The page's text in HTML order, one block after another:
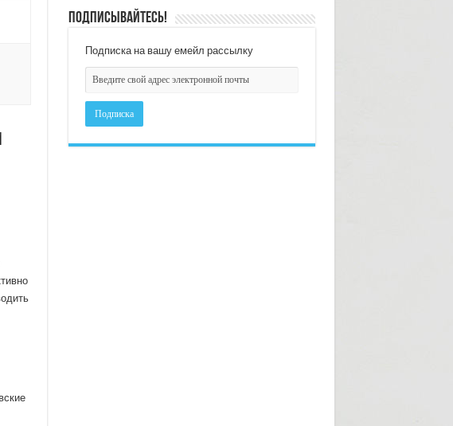
Подписывайтесь!
Подписка на вашу емейл рассылку